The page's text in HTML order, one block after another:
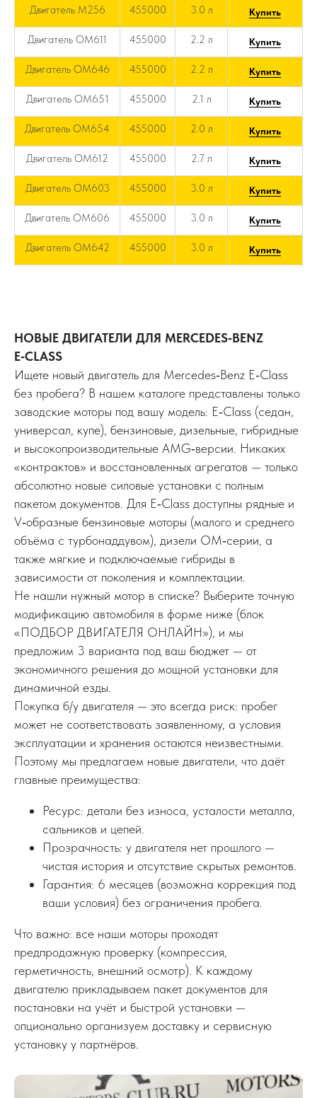
Двигатель M256 455000 3.0 л Купить
Двигатель OM611 455000 2.2 л Купить
Двигатель OM646 455000 2.2 л Купить
Двигатель OM651 455000 2.1 л Купить
Двигатель OM654 455000 2.0 л Купить
Двигатель OM612 455000 2.7 л Купить
Двигатель OM603 455000 3.0 л Купить
Двигатель OM606 455000 3.0 л Купить
Двигатель OM642 455000 3.0 л Купить
НОВЫЕ ДВИГАТЕЛИ ДЛЯ MERCEDES‑BENZ
E‑CLASS
Ищете новый двигатель для Mercedes‑Benz E‑Class
без пробега? В нашем каталоге представлены только
заводские моторы под вашу модель: E‑Class (седан,
универсал, купе), бензиновые, дизельные, гибридные
и высокопроизводительные AMG‑версии. Никаких
«контрактов» и восстановленных агрегатов — только
абсолютно новые силовые установки с полным
пакетом документов. Для E‑Class доступны рядные и
V‑образные бензиновые моторы (малого и среднего
объёма с турбонаддувом), дизели OM‑серии, а
также мягкие и подключаемые гибриды в
зависимости от поколения и комплектации.
Не нашли нужный мотор в списке? Выберите точную
модификацию автомобиля в форме ниже (блок
«ПОДБОР ДВИГАТЕЛЯ ОНЛАЙН»), и мы
предложим 3 варианта под ваш бюджет — от
экономичного решения до мощной установки для
динамичной езды.
Покупка б/у двигателя — это всегда риск: пробег
может не соответствовать заявленному, а условия
эксплуатации и хранения остаются неизвестными.
Поэтому мы предлагаем новые двигатели, что даёт
главные преимущества:
Ресурс: детали без износа, усталости металла,
сальников и цепей.
Прозрачность: у двигателя нет прошлого —
чистая история и отсутствие скрытых ремонтов.
Гарантия: 6 месяцев (возможна коррекция под
ваши условия) без ограничения пробега.
Что важно: все наши моторы проходят
предпродажную проверку (компрессия,
герметичность, внешний осмотр). К каждому
двигателю прикладываем пакет документов для
постановки на учёт и быстрой установки —
опционально организуем доставку и сервисную
установку у партнёров.